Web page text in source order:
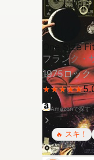
One Size
フランク・
1975ロック
★
★★
★★
★★
★★
★
Amazonで探す
🔥 スキ！